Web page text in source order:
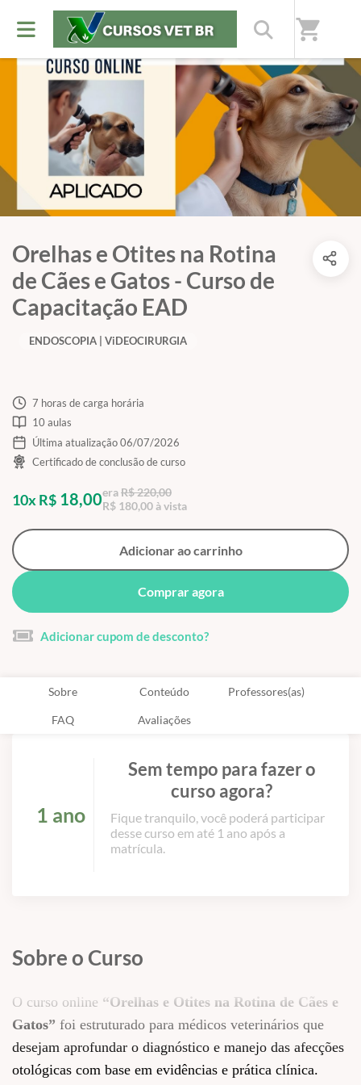
shopping_cart
Orelhas e Otites na Rotina
de Cães e Gatos - Curso de
Capacitação EAD
ENDOSCOPIA | ViDEOCIRURGIA
7 horas de carga horária
10 aulas
Última atualização 06/07/2026
Certificado de conclusão de curso
10x R$ 18,00eraR$ 220,00
R$ 180,00 à vista
Adicionar ao carrinho
Comprar agora
Adicionar cupom de desconto?
Sobre Conteúdo Professores(as)
FAQ Avaliações
1 ano
Sem tempo para fazer o
curso agora?
Fique tranquilo, você poderá participar
desse curso em até 1 ano após a
matrícula.
Sobre o Curso
O curso online “Orelhas e Otites na Rotina de Cães e
Gatos” foi estruturado para médicos veterinários que
desejam aprofundar o diagnóstico e manejo das afecções
otológicas com base em evidências e prática clínica.